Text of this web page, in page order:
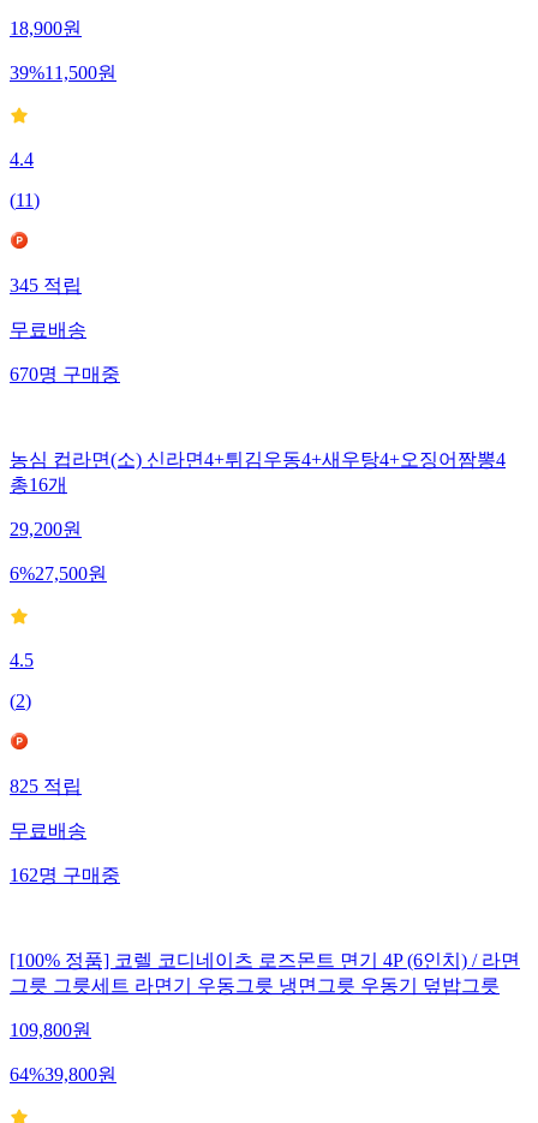
18,900원
39%11,500원
4.4
(11)
345적립
무료배송
670명구매중
농심 컵라면(소) 신라면4+튀김우동4+새우탕4+오징어짬뽕4
총16개
29,200원
6%27,500원
4.5
(2)
825적립
무료배송
162명구매중
[100% 정품] 코렐 코디네이츠 로즈몬트 면기 4P (6인치) / 라면
그릇 그릇세트 라면기 우동그릇 냉면그릇 우동기 덮밥그릇
109,800원
64%39,800원